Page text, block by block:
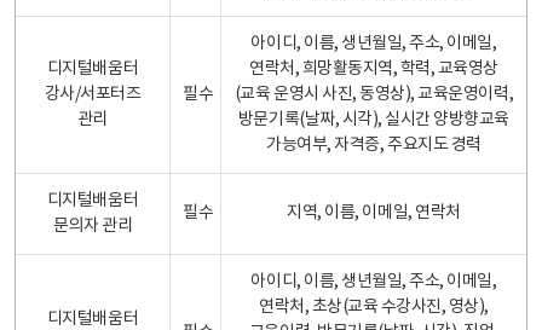
디지털배움터
강사/서포터즈
관리
필수
아이디, 이름, 생년월일, 주소, 이메일,
연락처, 희망활동지역, 학력, 교육영상
(교육 운영시 사진, 동영상), 교육운영이력,
방문기록(날짜, 시각), 실시간 양방향교육
가능여부, 자격증, 주요지도 경력
디지털배움터
문의자 관리
필수 지역, 이름, 이메일, 연락처
디지털배움터
아이디, 이름, 생년월일, 주소, 이메일,
연락처, 초상(교육 수강사진, 영상),